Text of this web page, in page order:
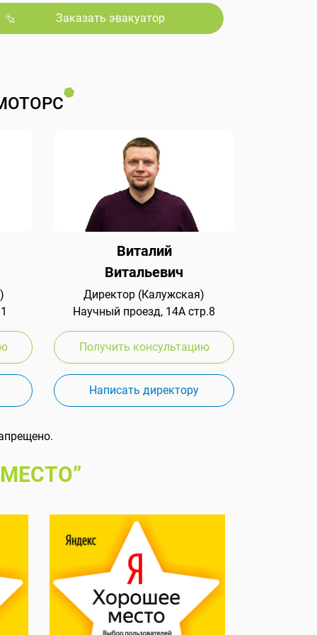
Заказать эвакуатор
Виталий
Витальевич
Директор (Калужская)
Научный проезд, 14А стр.8
Получить консультацию
Написать директору